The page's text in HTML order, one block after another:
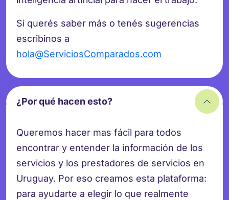
Si querés saber más o tenés sugerencias
escribinos a
hola@ServiciosComparados.com
¿Por qué hacen esto?
Queremos hacer mas fácil para todos
encontrar y entender la información de los
servicios y los prestadores de servicios en
Uruguay. Por eso creamos esta plataforma:
para ayudarte a elegir lo que realmente